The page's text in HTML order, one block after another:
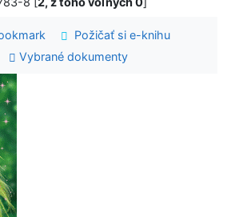
Požičať si e-knihu
Vybrané dokumenty